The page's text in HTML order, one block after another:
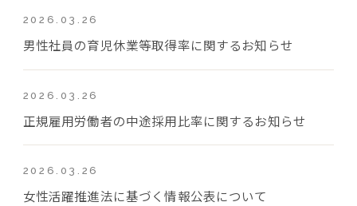
2026.03.26
男性社員の育児休業等取得率に関するお知らせ
2026.03.26
正規雇用労働者の中途採用比率に関するお知らせ
2026.03.26
女性活躍推進法に基づく情報公表について